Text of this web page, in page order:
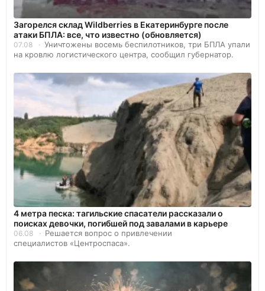
Загорелся склад Wildberries в Екатеринбурге после
атаки БПЛА: все, что известно (обновляется)
07.08
Уничтожены восемь беспилотников, три БПЛА упали
на кровлю логистического центра, сообщил губернатор.
4 метра песка: тагильские спасатели рассказали о
поисках девочки, погибшей под завалами в карьере
06.08
Решается вопрос о привлечении
специалистов «Центроспаса».